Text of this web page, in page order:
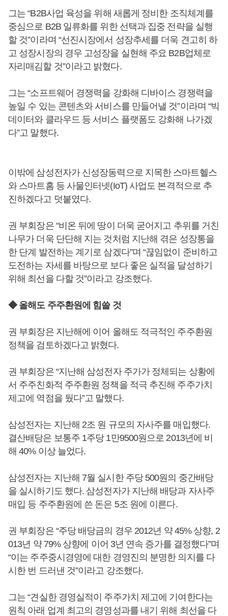
그는 “B2B사업 육성을 위해 새롭게 정비한 조직체계를
중심으로 B2B 일류화를 위한 선택과 집중 전략을 실행
할 것”이라며 “선진시장에서 성장추세를 더욱 견고히 하
고 성장시장의 경우 고성장을 실현해 주요 B2B업체로
자리매김할 것”이라고 밝혔다.
그는 “소프트웨어 경쟁력을 강화해 디바이스 경쟁력을
높일 수 있는 콘텐츠와 서비스를 만들어낼 것”이라며 “빅
데이터와 클라우드 등 서비스 플랫폼도 강화해 나가겠
다”고 말했다.
이밖에 삼성전자가 신성장동력으로 지목한 스마트헬스
와 스마트홈 등 사물인터넷(IoT) 사업도 본격적으로 추
진하겠다고 덧붙였다.
권 부회장은 “비온 뒤에 땅이 더욱 굳어지고 추위를 거친
나무가 더욱 단단해 지는 것처럼 지난해 겪은 성장통을
한 단계 발전하는 계기로 삼겠다”며 “끊임없이 준비하고
도전하는 자세를 바탕으로 보다 좋은 실적을 달성하기
위해 최선을 다할 것”이라고 강조했다.
◆ 올해도 주주환원에 힘쓸 것
권 부회장은 지난해에 이어 올해도 적극적인 주주환원
정책을 검토하겠다고 밝혔다.
권 부회장은 “지난해 삼성전자 주가가 정체되는 상황에
서 주주친화적 주주환원 정책을 적극 추진해 주주가치
제고에 역점을 뒀다”고 말했다.
삼성전자는 지난해 2조 원 규모의 자사주를 매입했다.
결산배당은 보통주 1주당 1만9500원으로 2013년에 비
해 40% 이상 늘었다.
삼성전자는 지난해 7월 실시한 주당 500원의 중간배당
을 실시하기도 했다. 삼성전자가 지난해 배당과 자사주
매입 등 주주환원에 쓴 돈은 5조 원에 이른다.
권 부회장은 “주당 배당금의 경우 2012년 약 45% 상향, 2
013년 약 79% 상향에 이어 3년 연속 증가를 결정했다”며
“이는 주주중시경영에 대한 경영진의 분명한 의지를 다
시한 번 드러낸 것”이라고 강조했다.
그는 “견실한 경영실적이 주주가치 제고에 기여한다는
원칙 아래 업계 최고의 경영성과를 내기 위해 최선을 다